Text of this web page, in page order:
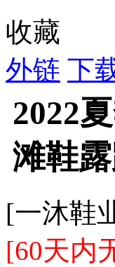
收藏
外链 下
2022
滩鞋
[一沐鞋
[60天内